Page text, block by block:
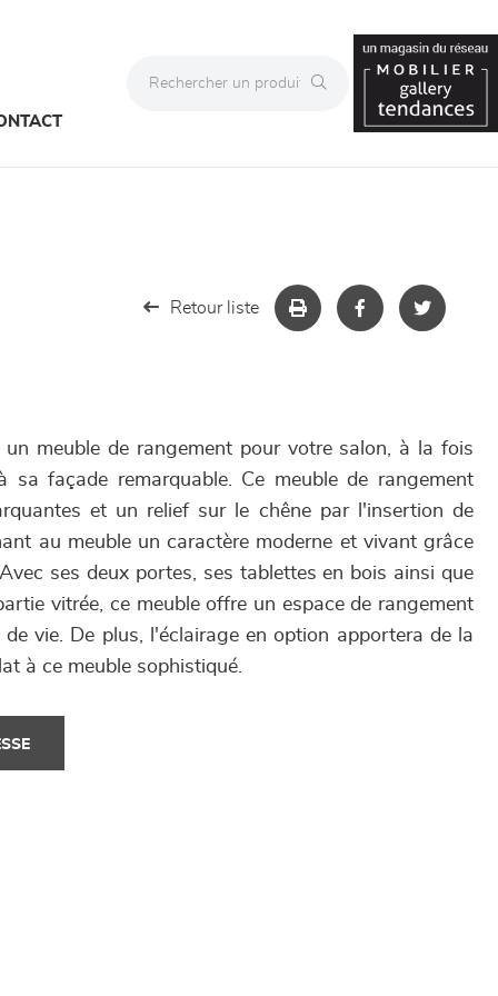
Retour liste
un meuble de rangement pour votre salon, à la fois
sa façade remarquable. Ce meuble de rangement
et un relief sur le chêne par l'insertion de
au meuble un caractère moderne et vivant grâce
ses deux portes, ses tablettes en bois ainsi que
vitrée, ce meuble offre un espace de rangement
vie. De plus, l'éclairage en option apportera de la
à ce meuble sophistiqué.